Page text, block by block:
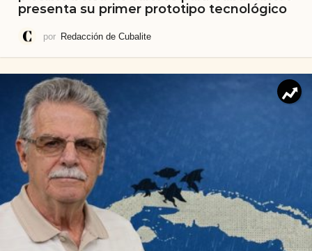
presenta su primer prototipo tecnológico
por Redacción de Cubalite